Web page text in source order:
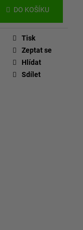
DO KOŠÍKU
Tisk
Zeptat se
Hlídat
Sdílet